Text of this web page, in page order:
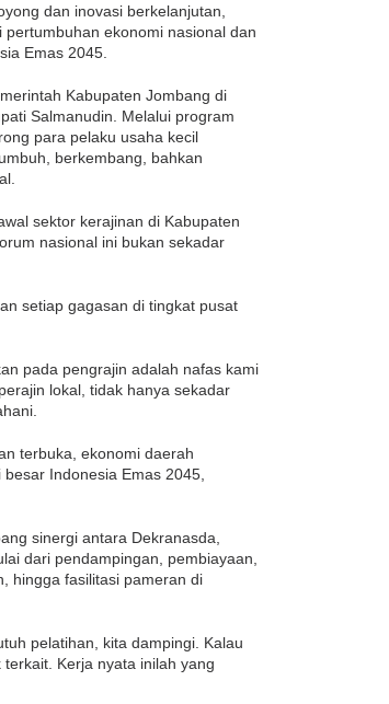
dan inovasi berkelanjutan,
ekonomi nasional dan
Emas 2045.
Kabupaten Jombang di
Salmanudin. Melalui program
para pelaku usaha kecil
berkembang, bahkan
sektor kerajinan di Kabupaten
nasional ini bukan sekadar
setiap gagasan di tingkat pusat
pada pengrajin adalah nafas kami
lokal, tidak hanya sekadar
terbuka, ekonomi daerah
Indonesia Emas 2045,
sinergi antara Dekranasda,
dari pendampingan, pembiayaan,
hingga fasilitasi pameran di
pelatihan, kita dampingi. Kalau
Kerja nyata inilah yang